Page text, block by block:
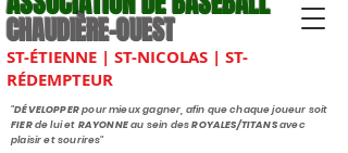
CHAUDIÈRE-OUEST
ST-ÉTIENNE | ST-NICOLAS | ST-
RÉDEMPTEUR
"DÉVELOPPERpour mieux gagner, afin que chaque joueur soit
FIERde lui et RAYONNEau sein desROYALES/TITANSavec
plaisir et sourires"